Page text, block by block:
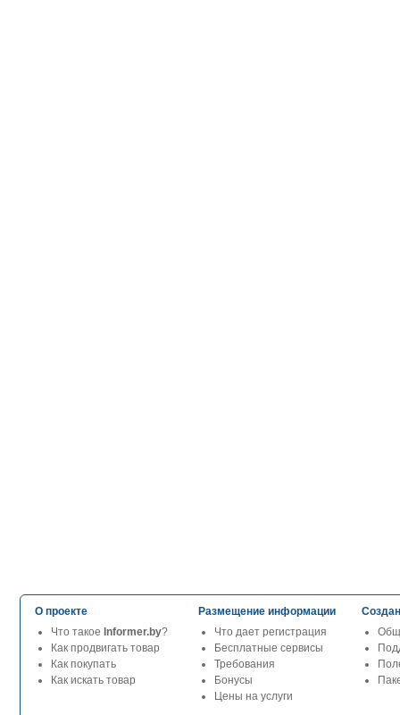
О проекте
Что такое Informer.by?
Как продвигать товар
Как покупать
Как искать товар
Размещение информации
Что дает регистрация
Бесплатные сервисы
Требования
Бонусы
Цены на услуги